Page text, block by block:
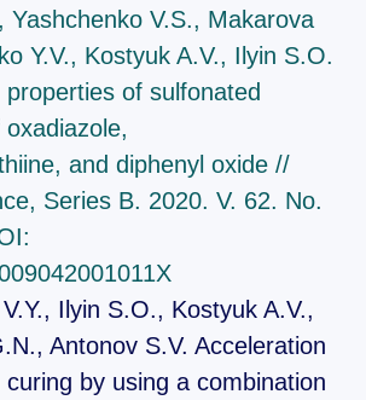
Yashchenko V.S., Makarova
Y.V., Kostyuk A.V., Ilyin S.O.
of sulfonated
and diphenyl oxide //
Series B. 2020. V. 62. No.
Ilyin S.O., Kostyuk A.V.,
Antonov S.V. Acceleration
by using a combination